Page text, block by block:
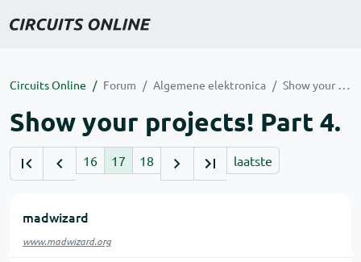
Circuits Online Forum Algemene elektronica Show your projects! Part 4.
Show your projects! Part 4.
16 17 18 laatste
madwizard
www.madwizard.org